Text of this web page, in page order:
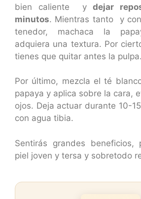
bien caliente ydejar
minutos. Mientras tanto y
tenedor, machaca la
adquiera una textura. Por
tienes que quitar antes la pulpa.
Por último, mezcla el té
papaya y aplica sobre la cara,
ojos. Deja actuar durante 10-
con agua tibia.
Sentirás grandes beneficios,
piel joven y tersa y sobretodo